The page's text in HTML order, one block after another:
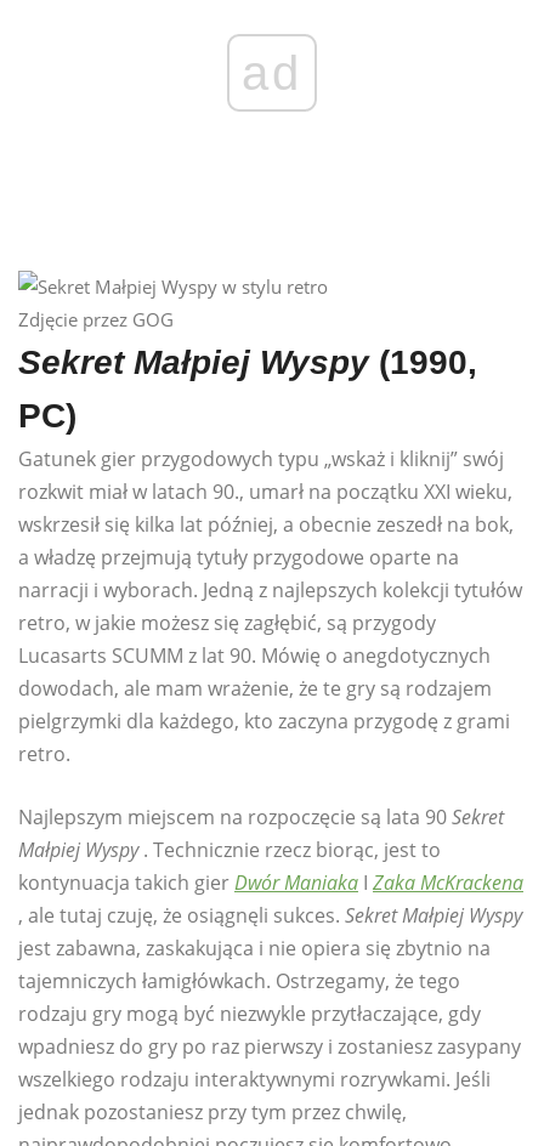
ad
Zdjęcie przez GOG
Sekret Małpiej Wyspy(1990,
PC)
Gatunek gier przygodowych typu „wskaż i kliknij” swój
rozkwit miał w latach 90., umarł na początku XXI wieku,
wskrzesił się kilka lat później, a obecnie zeszedł na bok,
a władzę przejmują tytuły przygodowe oparte na
narracji i wyborach. Jedną z najlepszych kolekcji tytułów
retro, w jakie możesz się zagłębić, są przygody
Lucasarts SCUMM z lat 90. Mówię o anegdotycznych
dowodach, ale mam wrażenie, że te gry są rodzajem
pielgrzymki dla każdego, kto zaczyna przygodę z grami
retro.
Najlepszym miejscem na rozpoczęcie są lata 90Sekret
Małpiej Wyspy. Technicznie rzecz biorąc, jest to
kontynuacja takich gierDwór Maniaka I Zaka McKrackena
, ale tutaj czuję, że osiągnęli sukces. Sekret Małpiej Wyspy
jest zabawna, zaskakująca i nie opiera się zbytnio na
tajemniczych łamigłówkach. Ostrzegamy, że tego
rodzaju gry mogą być niezwykle przytłaczające, gdy
wpadniesz do gry po raz pierwszy i zostaniesz zasypany
wszelkiego rodzaju interaktywnymi rozrywkami. Jeśli
jednak pozostaniesz przy tym przez chwilę,